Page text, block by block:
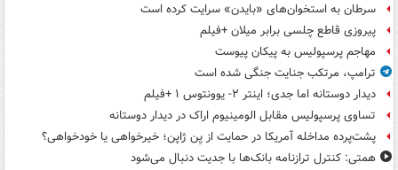
سرطان به استخوان‌های «بایدن» سرایت کرده است
پیروزی قاطع چلسی برابر میلان +فیلم
مهاجم پرسپولیس به پیکان پیوست
ترامپ، مرتکب جنایت جنگی شده است
دیدار دوستانه اما جدی؛ اینتر ۲- یوونتوس ۱ +فیلم
تساوی پرسپولیس مقابل الومینیوم اراک در دیدار دوستانه
پشت‌پرده مداخله آمریکا در حمایت از یِن ژاپن؛ خیرخواهی یا خودخواهی؟
همتی: کنترل ترازنامه بانک‌ها با جدیت دنبال می‌شود